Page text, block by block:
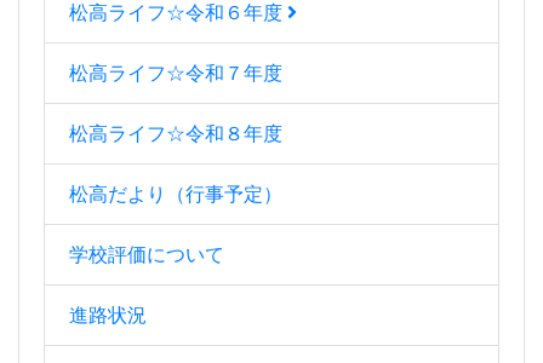
松高ライフ☆令和６年度
松高ライフ☆令和７年度
松高ライフ☆令和８年度
松高だより（行事予定）
学校評価について
進路状況